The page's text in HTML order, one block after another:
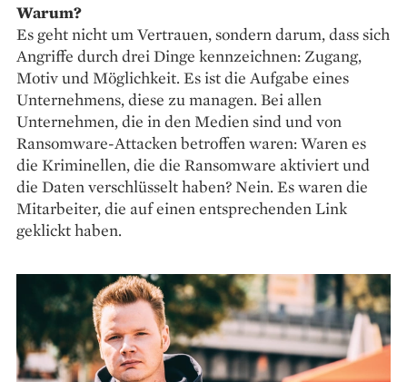
Warum?
Es geht nicht um Vertrauen, sondern darum, dass sich
Angriffe durch drei Dinge kennzeichnen: Zugang,
Motiv und Möglichkeit. Es ist die Aufgabe eines
Unternehmens, diese zu managen. Bei allen
Unternehmen, die in den Medien sind und von
Ransomware-Attacken betroffen waren: Waren es
die Kriminellen, die die Ransomware aktiviert und
die Daten verschlüsselt haben? Nein. Es waren die
Mitarbeiter, die auf einen entsprechenden Link
geklickt haben.